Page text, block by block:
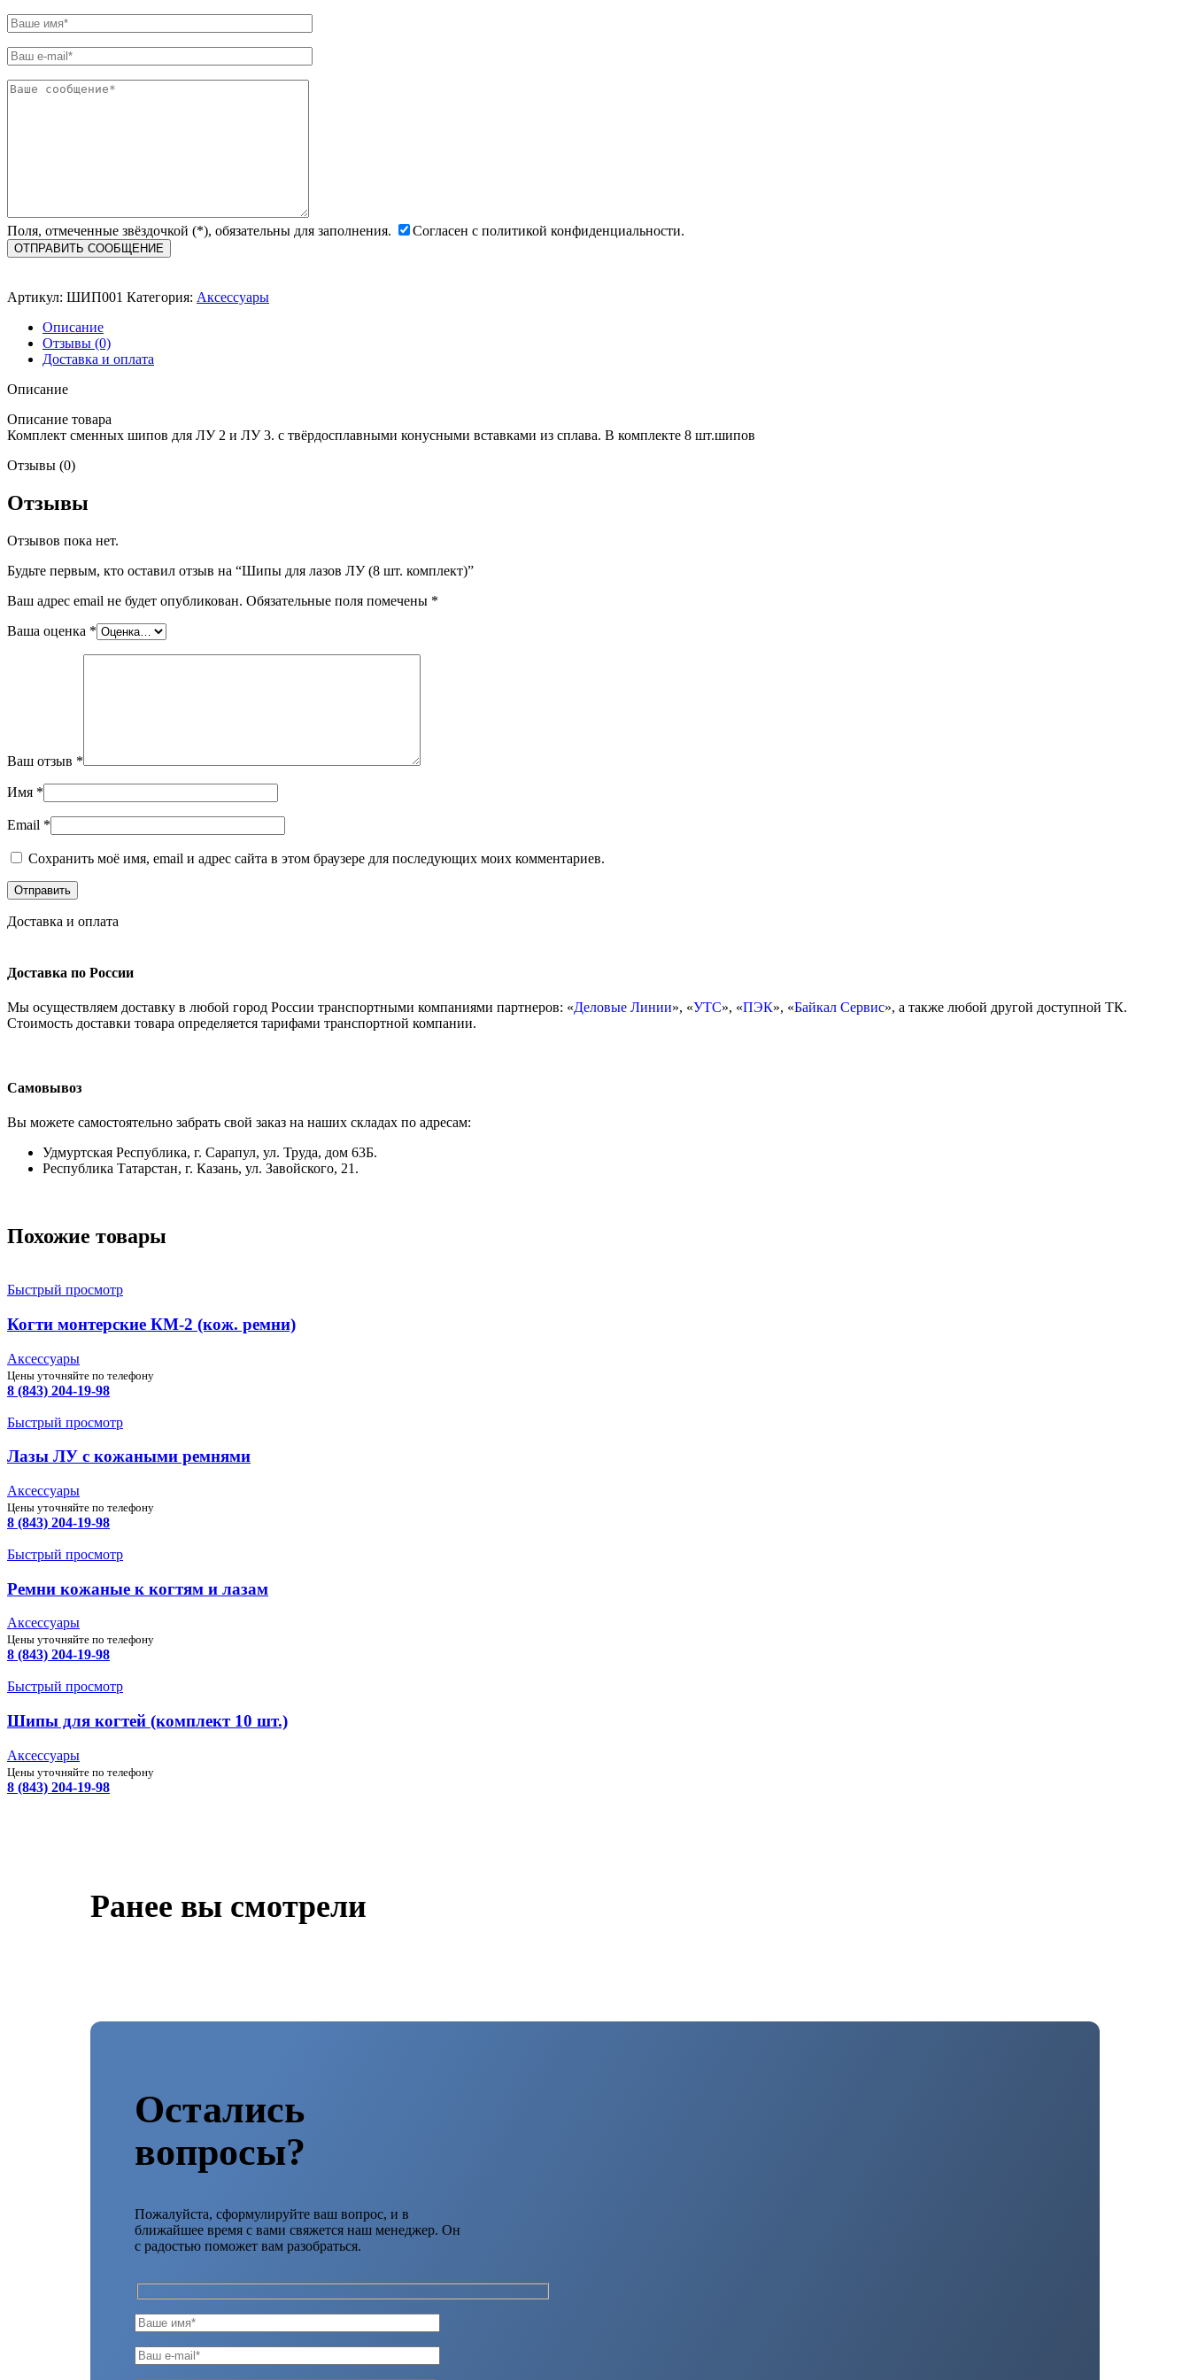
Поля, отмеченные звёздочкой (*), обязательны для заполнения. Согласен с политикой конфиденциальности.
Артикул: ШИП001 Категория: Аксессуары
Описание
Отзывы (0)
Доставка и оплата
Описание
Описание товара
Комплект сменных шипов для ЛУ 2 и ЛУ 3. с твёрдосплавными конусными вставками из сплава. В комплекте 8 шт.шипов
Отзывы (0)
Отзывы
Отзывов пока нет.
Будьте первым, кто оставил отзыв на “Шипы для лазов ЛУ (8 шт. комплект)”
Ваш адрес email не будет опубликован. Обязательные поля помечены *
Ваша оценка *
Ваш отзыв *
Имя *
Email *
Сохранить моё имя, email и адрес сайта в этом браузере для последующих моих комментариев.
Доставка и оплата
Доставка по России
Мы осуществляем доставку в любой город России транспортными компаниями партнеров: «Деловые Линии», «УТС», «ПЭК», «Байкал Сервис», а также любой другой доступной ТК.
Стоимость доставки товара определяется тарифами транспортной компании.
Самовывоз
Вы можете самостоятельно забрать свой заказ на наших складах по адресам:
Удмуртская Республика, г. Сарапул, ул. Труда, дом 63Б.
Республика Татарстан, г. Казань, ул. Завойского, 21.
Похожие товары
Быстрый просмотр
Когти монтерские КМ-2 (кож. ремни)
Аксессуары
Цены уточняйте по телефону
8 (843) 204-19-98
Быстрый просмотр
Лазы ЛУ с кожаными ремнями
Аксессуары
Цены уточняйте по телефону
8 (843) 204-19-98
Быстрый просмотр
Ремни кожаные к когтям и лазам
Аксессуары
Цены уточняйте по телефону
8 (843) 204-19-98
Быстрый просмотр
Шипы для когтей (комплект 10 шт.)
Аксессуары
Цены уточняйте по телефону
8 (843) 204-19-98
Ранее вы смотрели
Остались
вопросы?
Пожалуйста, сформулируйте ваш вопрос, и в
ближайшее время с вами свяжется наш менеджер. Он
с радостью поможет вам разобраться.